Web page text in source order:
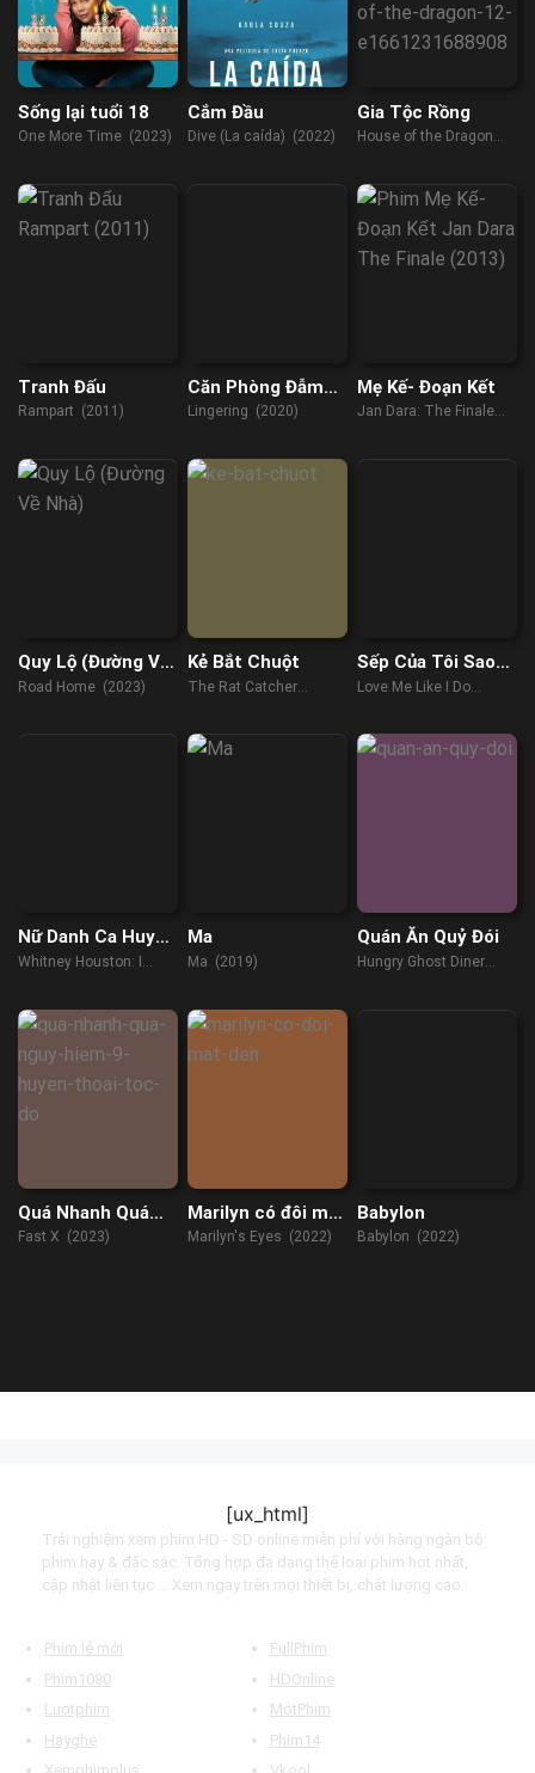
Sống lại tuổi 18
One More Time (2023)
Cắm Đầu
Dive (La caída) (2022)
Gia Tộc Rồng
House of the Dragon
Tranh Đấu
Rampart (2011)
Căn Phòng Đẫm
Máu
Lingering (2020)
Mẹ Kế- Đoạn Kết
Jan Dara: The Finale
Quy Lộ (Đường Về
Nhà)
Road Home (2023)
Kẻ Bắt Chuột
The Rat Catcher
Sếp Của Tôi Sao
Lại Như Vậy
Love Me Like I Do
Nữ Danh Ca Huyền
Thoại
Whitney Houston: I
Somebody (2022)
Ma
Ma (2019)
Quán Ăn Quỷ Đói
Hungry Ghost Diner
Quá Nhanh Quá
Nguy Hiểm 10
Fast X (2023)
Marilyn có đôi mắt
đen
Marilyn's Eyes (2022)
Babylon
Babylon (2022)